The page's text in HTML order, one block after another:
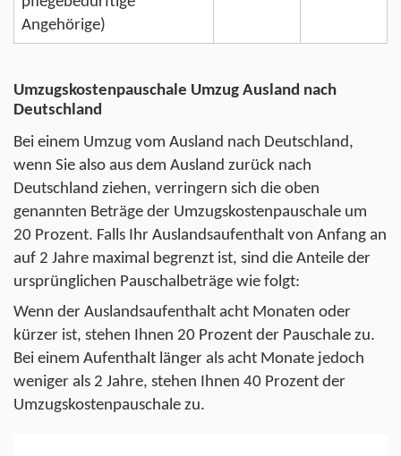
Angehörige)
Umzugskostenpauschale Umzug Ausland nach
Deutschland
Bei einem Umzug vom Ausland nach Deutschland,
wenn Sie also aus dem Ausland zurück nach
Deutschland ziehen, verringern sich die oben
genannten Beträge der Umzugskostenpauschale um
20 Prozent. Falls Ihr Auslandsaufenthalt von Anfang an
auf 2 Jahre maximal begrenzt ist, sind die Anteile der
ursprünglichen Pauschalbeträge wie folgt:
Wenn der Auslandsaufenthalt acht Monaten oder
kürzer ist, stehen Ihnen 20 Prozent der Pauschale zu.
Bei einem Aufenthalt länger als acht Monate jedoch
weniger als 2 Jahre, stehen Ihnen 40 Prozent der
Umzugskostenpauschale zu.